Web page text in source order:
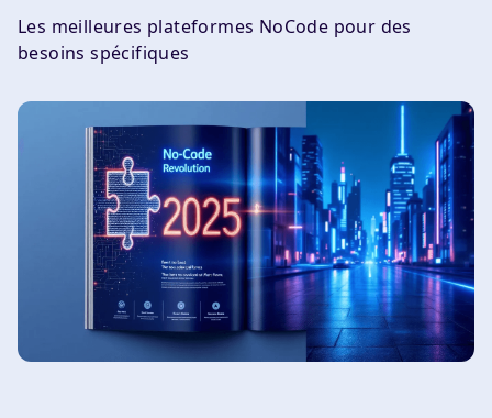
Les meilleures plateformes NoCode pour des
besoins spécifiques